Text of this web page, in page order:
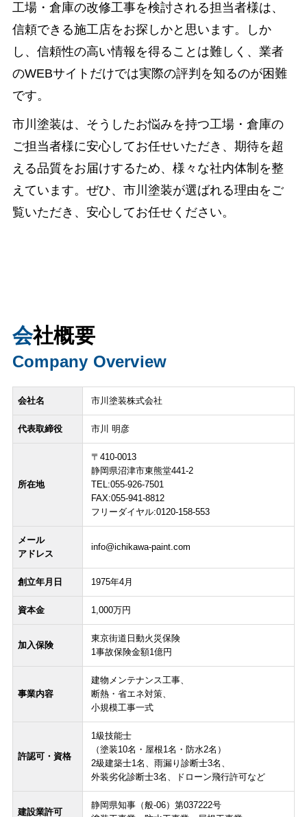
工場・倉庫の改修工事を検討される担当者様は、
信頼できる施工店をお探しかと思います。しか
し、信頼性の高い情報を得ることは難しく、業者
のWEBサイトだけでは実際の評判を知るのが困難
です。
市川塗装は、そうしたお悩みを持つ工場・倉庫の
ご担当者様に安心してお任せいただき、期待を超
える品質をお届けするため、様々な社内体制を整
えています。ぜひ、市川塗装が選ばれる理由をご
覧いただき、安心してお任せください。
会社概要
Company Overview
会社名 市川塗装株式会社
代表取締役 市川 明彦
所在地
〒410-0013
静岡県沼津市東熊堂441-2
TEL:055-926-7501
FAX:055-941-8812
フリーダイヤル:0120-158-553
メール
アドレス
info@ichikawa-paint.com
創立年月日 1975年4月
資本金 1,000万円
加入保険
東京街道日動火災保険
1事故保険金額1億円
事業内容
建物メンテナンス工事、
断熱・省エネ対策、
小規模工事一式
許認可・資格
1級技能士
（塗装10名・屋根1名・防水2名）
2級建築士1名、雨漏り診断士3名、
外装劣化診断士3名、ドローン飛行許可など
建設業許可
静岡県知事（般-06）第037222号